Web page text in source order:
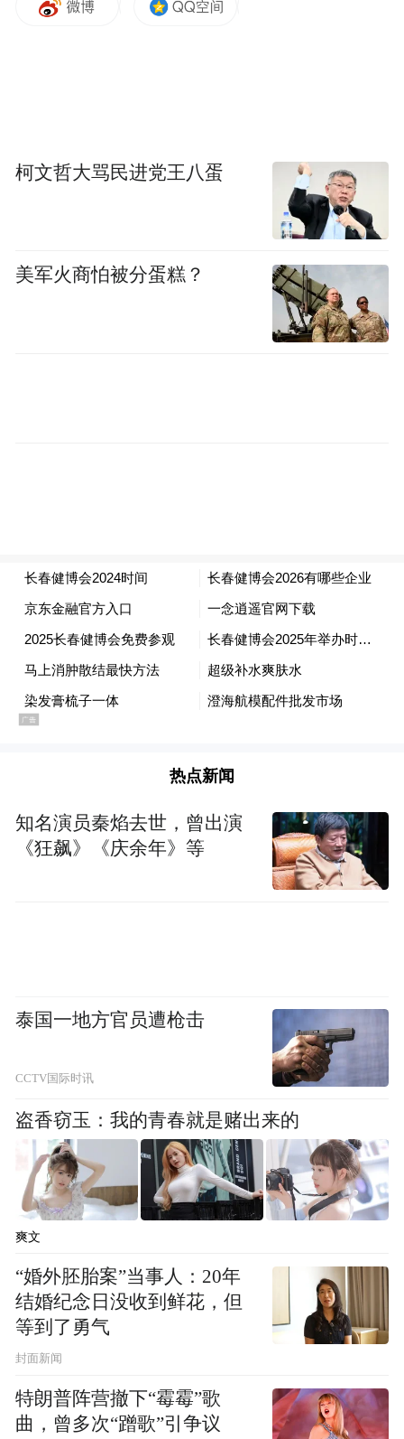
柯文哲大骂民进党王八蛋
美军火商怕被分蛋糕？
热点新闻
知名演员秦焰去世，曾出演
《狂飙》《庆余年》等
泰国一地方官员遭枪击
CCTV国际时讯
盗香窃玉：我的青春就是赌出来的
爽文
“婚外胚胎案”当事人：20年
结婚纪念日没收到鲜花，但
等到了勇气
封面新闻
特朗普阵营撤下“霉霉”歌
曲，曾多次“蹭歌”引争议